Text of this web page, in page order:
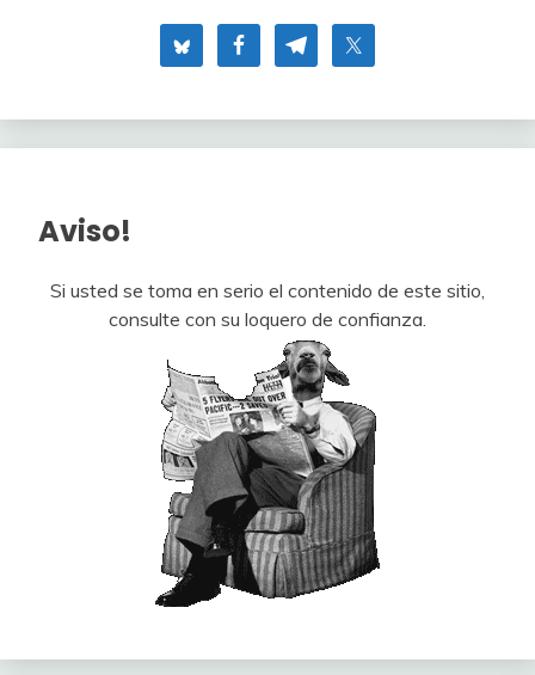
Aviso!
Si usted se toma en serio el contenido de este sitio,
consulte con su loquero de confianza.